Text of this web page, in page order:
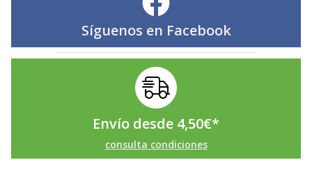
Síguenos en Facebook
Envío desde 4,50€*
consulta condiciones